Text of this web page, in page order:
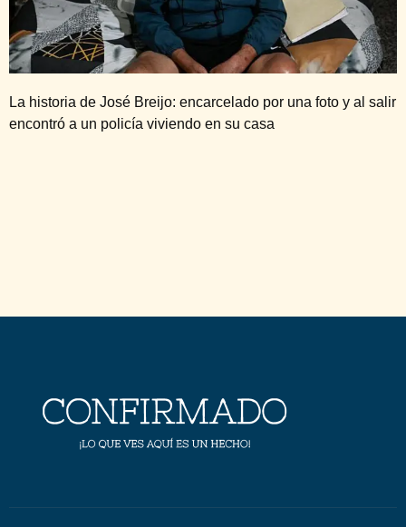
La historia de José Breijo: encarcelado por una foto y al salir
encontró a un policía viviendo en su casa